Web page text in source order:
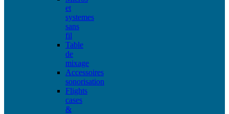
et
systemes
sans
fil
Table
de
mixage
Accessoires
sonorisation
Flights
cases
&